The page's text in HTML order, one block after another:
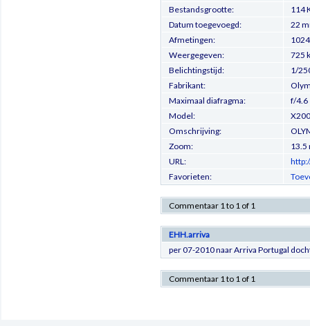
Bestandsgrootte:
114
Datum toegevoegd:
22
Afmetingen:
Weergegeven:
725
Belichtingstijd:
1/
Fabrikant:
Maximaal diafragma:
f/4.6
Model:
Omschrijving:
Zoom:
13.5
URL:
Favorieten:
Commentaar 1 to 1 of 1
EHH.arriva
per 07-2010 naar Arriva Portugal
Commentaar 1 to 1 of 1